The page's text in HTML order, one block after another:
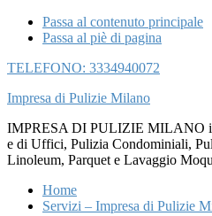
Passa al contenuto principale
Passa al piè di pagina
TELEFONO: 3334940072
Impresa di Pulizie Milano
IMPRESA DI PULIZIE MILANO i
e di Uffici, Pulizia Condominiali,
Linoleum, Parquet e Lavaggio
Home
Servizi – Impresa di Pulizie